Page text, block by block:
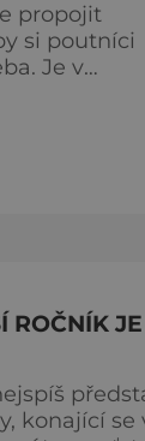
propojit
si poutníci
Je v
se na
ROČNÍK JE
konající se